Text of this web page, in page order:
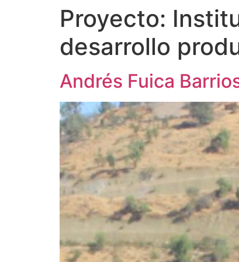
Proyecto:
desarrollo
Andrés Fuica